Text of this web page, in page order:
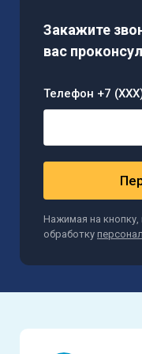
Закажите
вас
Телефон +7
Нажимая на кнопку,
обработку